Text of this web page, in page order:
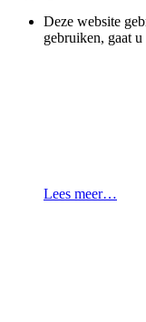
Deze website
gebruiken, gaat
Lees meer…